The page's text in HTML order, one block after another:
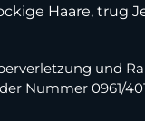
Haare, trug
und
Nummer 0961/